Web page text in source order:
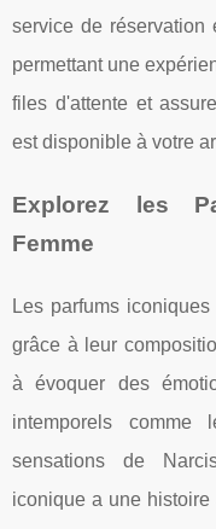
service de réservation
permettant une
files d'attente et
est disponible à votre
Explorez les
Femme
Les parfums
grâce à leur
à évoquer des
intemporels comme
sensations de
iconique a une